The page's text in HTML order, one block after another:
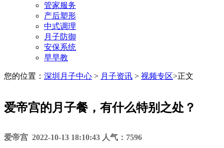
管家服务
产后塑形
中式调理
月子防御
安保系统
早早教
您的位置： 深圳月子中心 > 月子资讯 > 视频专区>正文
爱帝宫的月子餐，有什么特别之处？
爱帝宫 2022-10-13 18:10:43 人气：7596